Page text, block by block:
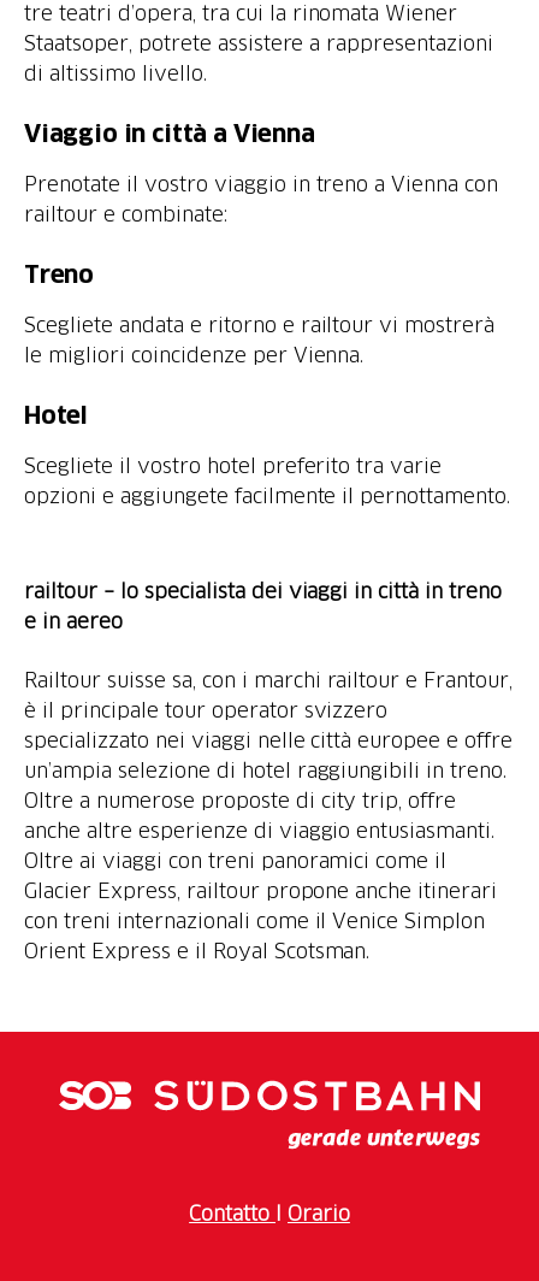
tre teatri d’opera, tra cui la rinomata Wiener
Staatsoper, potrete assistere a rappresentazioni
di altissimo livello.
Viaggio in città a Vienna
Prenotate il vostro viaggio in treno a Vienna con
railtour e combinate:
Treno
Scegliete andata e ritorno e railtour vi mostrerà
le migliori coincidenze per Vienna.
Hotel
Scegliete il vostro hotel preferito tra varie
opzioni e aggiungete facilmente il pernottamento.
railtour – lo specialista dei viaggi in città in treno
e in aereo
Railtour suisse sa, con i marchi railtour e Frantour,
è il principale tour operator svizzero
specializzato nei viaggi nelle città europee e offre
un’ampia selezione di hotel raggiungibili in treno.
Oltre a numerose proposte di city trip, offre
anche altre esperienze di viaggio entusiasmanti.
Oltre ai viaggi con treni panoramici come il
Glacier Express, railtour propone anche itinerari
con treni internazionali come il Venice Simplon
Orient Express e il Royal Scotsman.
Contatto Orario